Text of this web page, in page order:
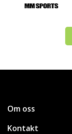
Om oss
Kontakt